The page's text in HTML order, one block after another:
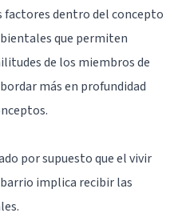
dentro del concepto
que permiten
de los miembros de
más en profundidad
por supuesto que el vivir
implica recibir las